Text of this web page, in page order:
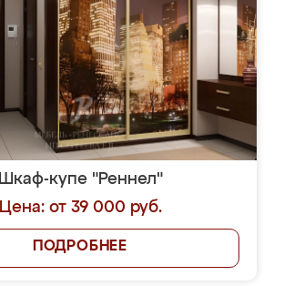
Шкаф-купе "Реннел"
Цена: от 39 000 руб.
ПОДРОБНЕЕ